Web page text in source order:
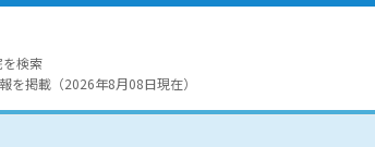
検索
を掲載（2026年8月08日現在）